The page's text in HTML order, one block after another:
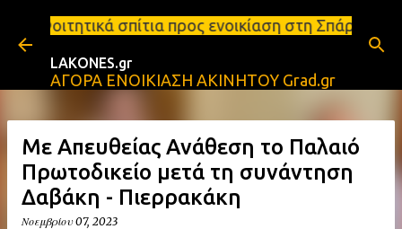
Μετάβαση στο κύριο περιεχόμενο
προς ενοικίαση στη Σπάρτη Ενοικιάσεις
LAKONES.gr
ΑΓΟΡΑ ΕΝΟΙΚΙΑΣΗ ΑΚΙΝΗΤΟΥ Grad.gr
Με Απευθείας Ανάθεση το Παλαιό
Πρωτοδικείο μετά τη συνάντηση
Δαβάκη - Πιερρακάκη
Νοεμβρίου 07, 2023